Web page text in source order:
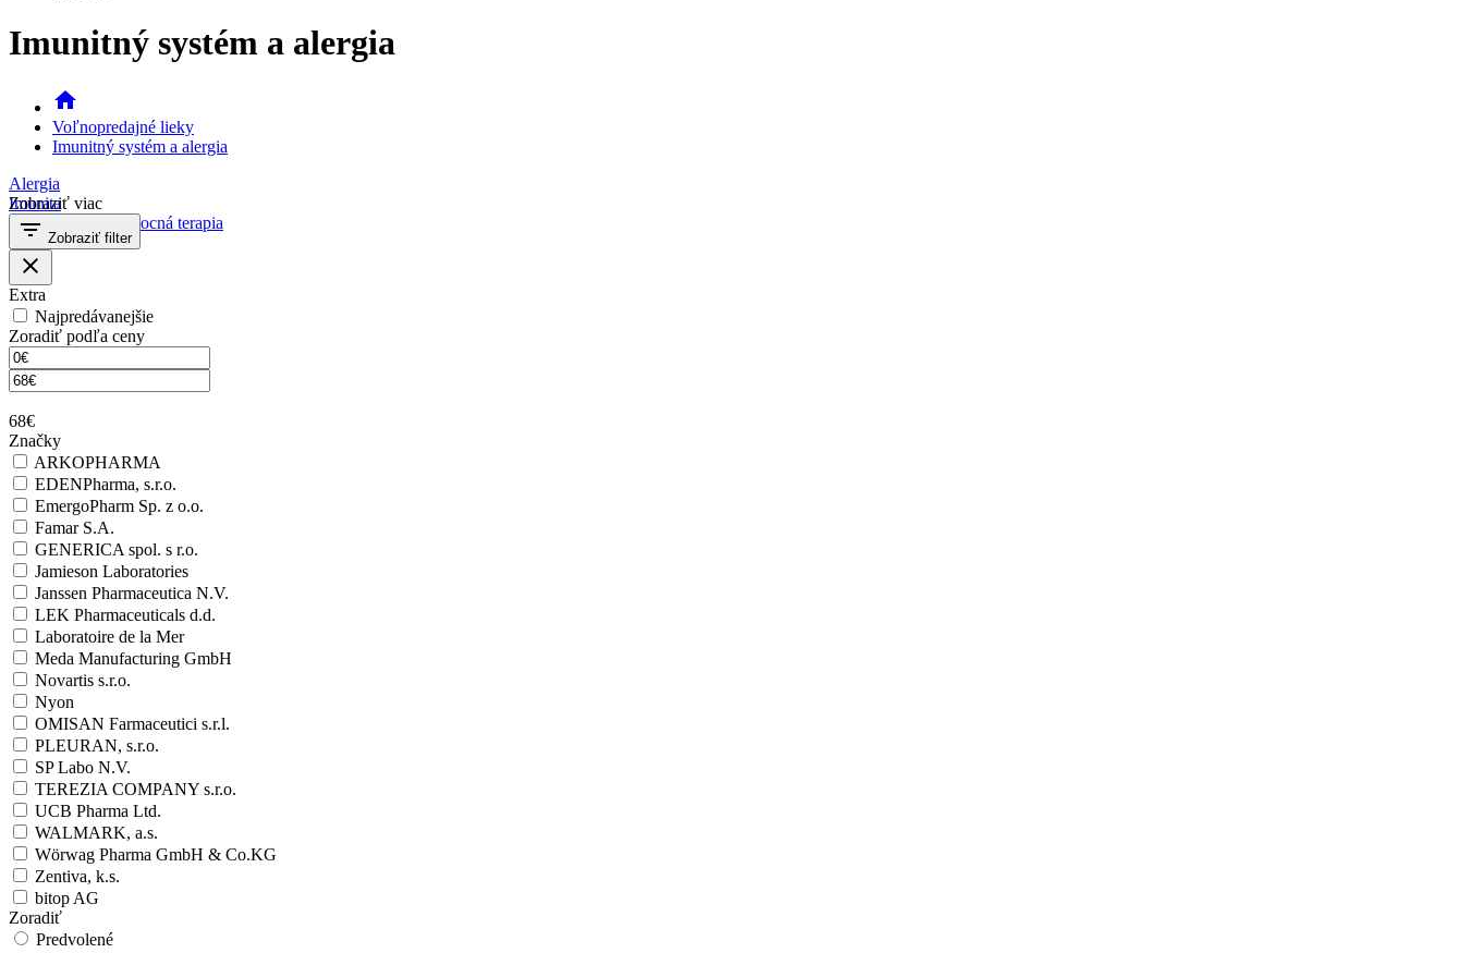
Imunitný systém a alergia
home
Voľnopredajné lieky
Imunitný systém a alergia
Alergia
Imunita
Protinádorová pomocná terapia
Zobraziť viac
filter_list Zobraziť filter
close
Extra
Najpredávanejšie
Zoradiť podľa ceny
68€
Značky
ARKOPHARMA
EDENPharma, s.r.o.
EmergoPharm Sp. z o.o.
Famar S.A.
GENERICA spol. s r.o.
Jamieson Laboratories
Janssen Pharmaceutica N.V.
LEK Pharmaceuticals d.d.
Laboratoire de la Mer
Meda Manufacturing GmbH
Novartis s.r.o.
Nyon
OMISAN Farmaceutici s.r.l.
PLEURAN, s.r.o.
SP Labo N.V.
TEREZIA COMPANY s.r.o.
UCB Pharma Ltd.
WALMARK, a.s.
Wörwag Pharma GmbH & Co.KG
Zentiva, k.s.
bitop AG
Zoradiť
Predvolené